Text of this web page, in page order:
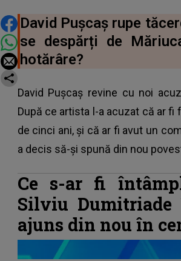
DISTRIBUIE ARTICOLUL
David Pușcaș rupe
se despărți de
hotărâre?
David Pușcaș revine cu noi
După ce artista l-a acuzat că ar
de cinci ani, și că ar fi avut un
a decis să-și spună din nou
Ce s-ar fi
Silviu
ajuns din nou în